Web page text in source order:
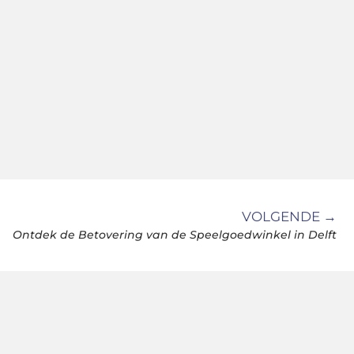
VOLGENDE →
Ontdek de Betovering van de Speelgoedwinkel in Delft